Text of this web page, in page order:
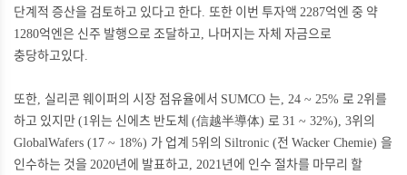
단계적 증산을 검토하고 있다고 한다. 또한 이번 투자액 2287억엔 중 약
1280억엔은 신주 발행으로 조달하고, 나머지는 자체 자금으로
충당하고있다.
또한, 실리콘 웨이퍼의 시장 점유율에서 SUMCO 는, 24 ~ 25% 로 2위를
하고 있지만 (1위는 신에츠 반도체 (信越半導体) 로 31 ~ 32%), 3위의
GlobalWafers (17 ~ 18%) 가 업계 5위의 Siltronic (전 Wacker Chemie) 을
인수하는 것을 2020년에 발표하고, 2021년에 인수 절차를 마무리 할